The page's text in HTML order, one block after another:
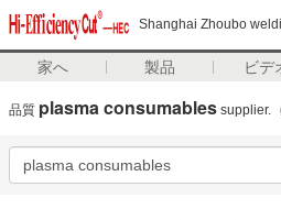
Shanghai Zhoubo
家へ 製品 ビデ
品質 plasma consumables supplier.